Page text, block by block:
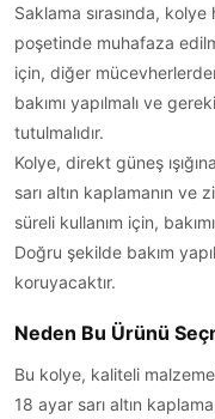
Saklama sırasında,
poşetinde muhafaza
için, diğer
bakımı yapılmalı ve
tutulmalıdır.
Kolye, direkt güneş
sarı altın kaplamanın ve
süreli kullanım için,
Doğru şekilde bakım
koruyacaktır.
Neden Bu Ürünü
Bu kolye, kaliteli
18 ayar sarı altın